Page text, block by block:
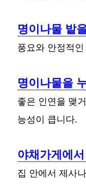
명이나물 밭
풍요와 안정적
명이나물을
좋은 인연을 맺
능성이 큽니다.
야채가게에
집 안에서 제사